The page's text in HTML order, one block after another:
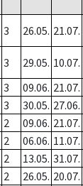
3 26.05. 21.07.
3 29.05. 10.07.
3 09.06. 21.07.
3 30.05. 27.06.
2 09.06. 21.07.
2 06.06. 11.07.
2 13.05. 31.07.
2 26.05. 20.07.